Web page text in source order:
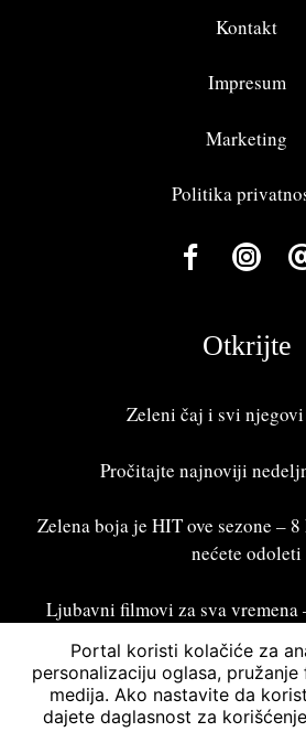
Kontakt
Impresum
Marketing
Politika
Otkrijte
Zeleni čaj i svi
Pročitajte najnoviji
Zelena boja je HIT ove sezone –
nećete odoleti
Ljubavni filmovi za sva vremena
treba odgledati
Portal koristi kolačiće za
personalizaciju oglasa,
medija. Ako nastavite da
dajete daglasnost za